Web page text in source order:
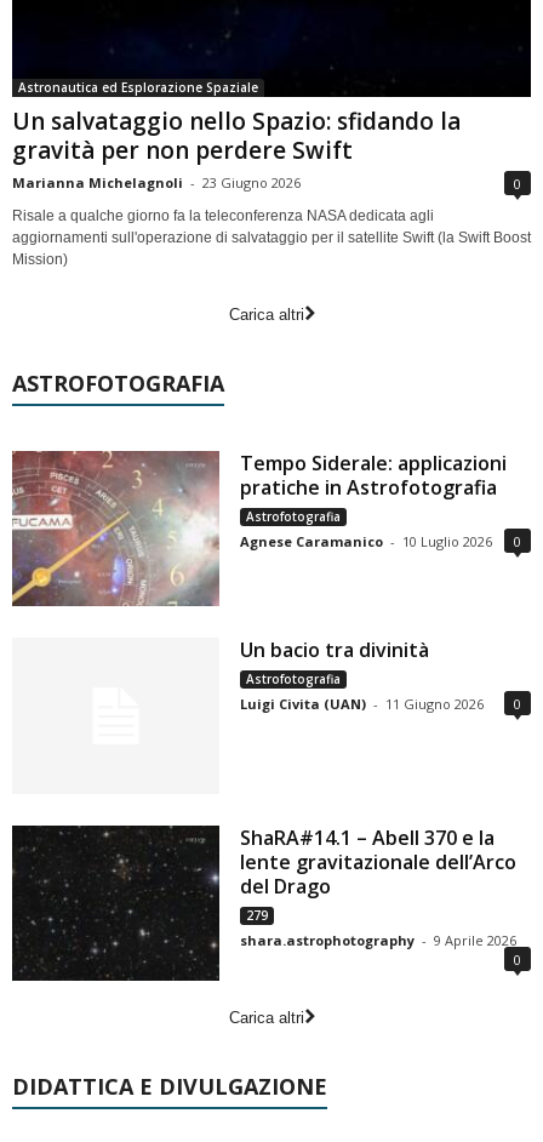
Astronautica ed Esplorazione Spaziale
Un salvataggio nello Spazio: sfidando la
gravità per non perdere Swift
Marianna Michelagnoli - 23 Giugno 2026 0
Risale a qualche giorno fa la teleconferenza NASA dedicata agli
aggiornamenti sull'operazione di salvataggio per il satellite Swift (la Swift Boost
Mission)
Carica altri
ASTROFOTOGRAFIA
Tempo Siderale: applicazioni
pratiche in Astrofotografia
Astrofotografia
Agnese Caramanico - 10 Luglio 2026 0
Un bacio tra divinità
Astrofotografia
Luigi Civita (UAN) - 11 Giugno 2026 0
ShaRA#14.1 – Abell 370 e la
lente gravitazionale dell’Arco
del Drago
279
shara.astrophotography - 9 Aprile 2026
0
Carica altri
DIDATTICA E DIVULGAZIONE